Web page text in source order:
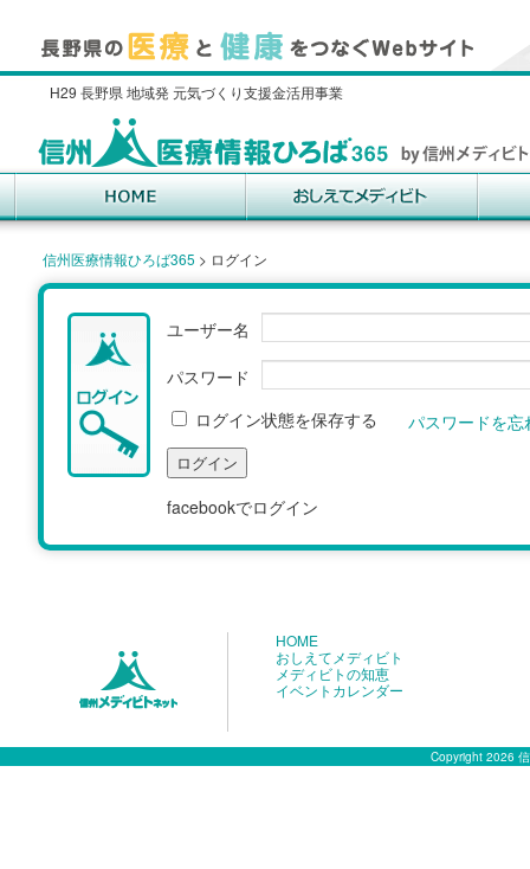
H29 長野県 地域発 元気づくり支援金活用事業
信州医療情報ひろば365 > ログイン
ユーザー名
パスワード
パスワードを
ログイン状態を保存する
facebookでログイン
HOME
おしえてメディビト
メディビトの知恵
イベントカレンダー
Copyright 2026